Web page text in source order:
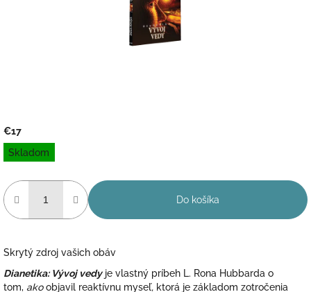
€17
Jednotková
cena:
Skladom
Do košíka
Skrytý zdroj vašich obáv
Dianetika: Vývoj vedy je vlastný príbeh L. Rona Hubbarda o
tom, ako objavil reaktívnu myseľ, ktorá je základom zotročenia